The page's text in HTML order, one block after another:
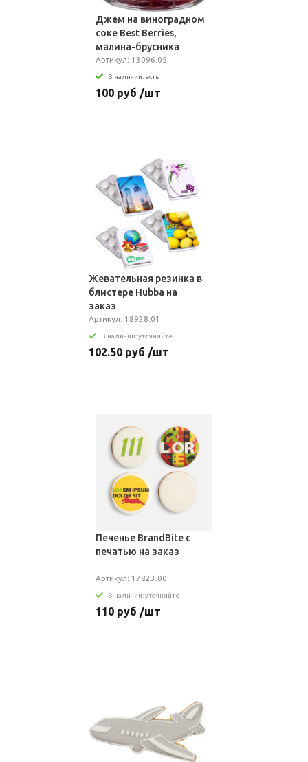
Джем на виноградном
соке Best Berries,
малина-брусника
Артикул: 13096.05
В наличии: есть
100 руб /шт
Жевательная резинка в
блистере Hubba на
заказ
Артикул: 18928.01
В наличии: уточняйте
102.50 руб /шт
Печенье BrandBite с
печатью на заказ
Артикул: 17823.00
В наличии: уточняйте
110 руб /шт